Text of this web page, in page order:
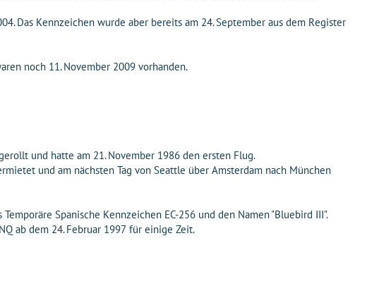
Das Kennzeichen wurde aber bereits am 24. September aus dem Register
noch 11. November 2009 vorhanden.
und hatte am 21. November 1986 den ersten Flug.
und am nächsten Tag von Seattle über Amsterdam nach München
Spanische Kennzeichen EC-256 und den Namen "Bluebird III".
ab dem 24. Februar 1997 für einige Zeit.